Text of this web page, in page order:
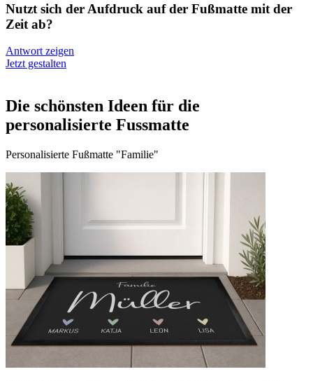
Nutzt sich der Aufdruck auf der Fußmatte mit der
Zeit ab?
Antwort zeigen
Jetzt gestalten
Die schönsten Ideen für die
personalisierte Fussmatte
Personalisierte Fußmatte "Familie"